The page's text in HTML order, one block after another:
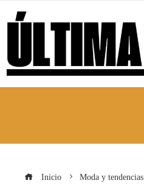
Inicio
Moda y tendencias